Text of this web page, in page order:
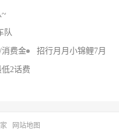
队
消费金 招行月月小锦鲤7月
2话费
网站地图